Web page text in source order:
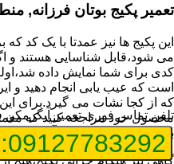
تعمیر پکیج بوتان فرزانه,
این پکیج ها نیز عمدتا با یک کد
می شود،قابل شناسایی هستند و
کدی برای شما نمایش داده
است که عیب یابی انجام دهید و
که از کجا نشات می گیرد.برای این
محصول خود مراجعه کنید که
برای پکیج پیش بیاید در آن قرار
گاهی نیز هنگام خرابی پکیج،هیچ
تلفن تماس فوریتعمیر آبگرمکن